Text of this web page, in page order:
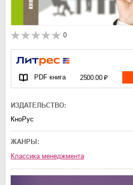
0
PDF книга 2500.00 ₽
ИЗДАТЕЛЬСТВО:
КноРус
ЖАНРЫ:
классика менеджмента